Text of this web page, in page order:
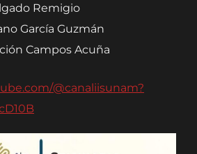
Remigio
García Guzmán
Campos Acuña
@canaliisunam?